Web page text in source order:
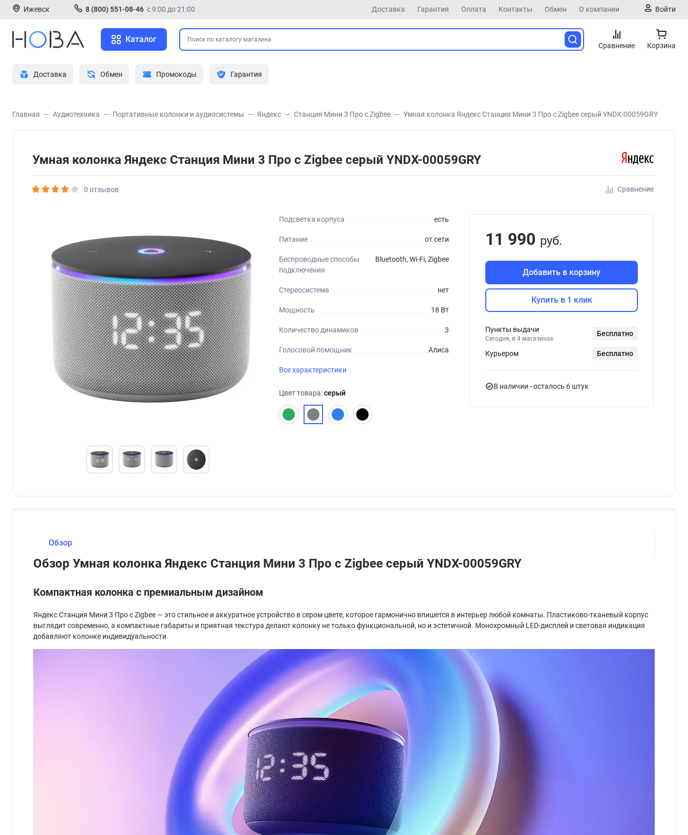
Ижевск 8 (800) 551-08-46 с 9:00 до 21:00 Доставка Гарантия Оплата Контакты Обмен О компании Войти
Каталог
Сравнение Корзина
Доставка Обмен Промокоды Гарантия
Главная Аудиотехника Портативные колонки и аудиосистемы Яндекс Станция Мини 3 Про с Zigbee Умная колонка Яндекс Станция Мини 3 Про с Zigbee серый YNDX-00059GRY
Умная колонка Яндекс Станция Мини 3 Про с Zigbee серый YNDX-00059GRY
0 отзывов Сравнение
Подсветка корпуса есть
Питание от сети
Беспроводные способы
подключения
Bluetooth, Wi-Fi, Zigbee
Стереосистема нет
Мощность 18 Вт
Количество динамиков 3
Голосовой помощник Алиса
Все характеристики
Цвет товара:серый
11 990 руб.
Добавить в корзину
Купить в 1 клик
Пункты выдачи
Сегодня, в 4 магазинах
Бесплатно
Курьером Бесплатно
В наличии - осталось 6 штук
Обзор
Обзор Умная колонка Яндекс Станция Мини 3 Про с Zigbee серый YNDX-00059GRY
Компактная колонка с премиальным дизайном
Яндекс Станция Мини 3 Про с Zigbee — это стильное и аккуратное устройство в сером цвете, которое гармонично впишется в интерьер любой комнаты. Пластиково-тканевый корпус
выглядит современно, а компактные габариты и приятная текстура делают колонку не только функциональной, но и эстетичной. Монохромный LED-дисплей и световая индикация
добавляют колонке индивидуальности.